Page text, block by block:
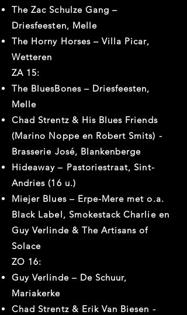
The Zac Schulze Gang –
Driesfeesten, Melle
The Horny Horses – Villa Picar,
Wetteren
ZA 15:
The BluesBones – Driesfeesten,
Melle
Chad Strentz & His Blues Friends
(Marino Noppe en Robert Smits) -
Brasserie José, Blankenberge
Hideaway – Pastoriestraat, Sint-
Andries (16 u.)
Miejer Blues – Erpe-Mere met o.a.
Black Label, Smokestack Charlie en
Guy Verlinde & The Artisans of
Solace
ZO 16:
Guy Verlinde – De Schuur,
Mariakerke
Chad Strentz & Erik Van Biesen -